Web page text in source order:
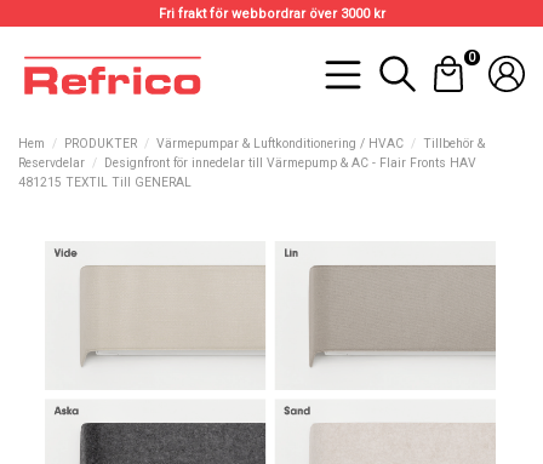
Fri frakt för webbordrar över 3000 kr
0
Hem PRODUKTER Värmepumpar & Luftkonditionering / HVAC
Tillbehör &
Reservdelar
Designfront för innedelar till Värmepump & AC - Flair Fronts HAV
481215 TEXTIL Till GENERAL